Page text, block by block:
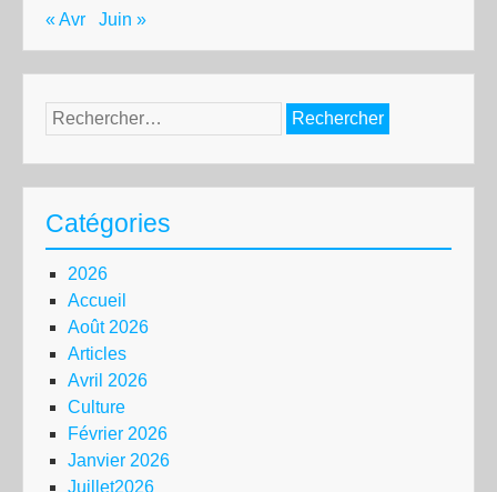
« Avr Juin »
Rechercher :
Catégories
2026
Accueil
Août 2026
Articles
Avril 2026
Culture
Février 2026
Janvier 2026
Juillet2026